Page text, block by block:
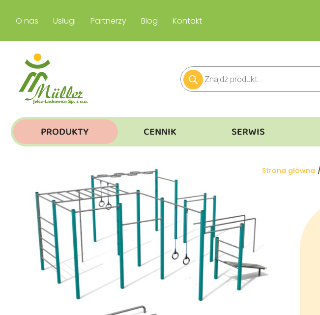
O nas Usługi Partnerzy Blog Kontakt
PRODUKTY CENNIK SERWIS
Jesteś tutaj:
Strona główna